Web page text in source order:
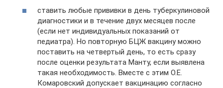
ставить любые прививки в день туберкулиновой
диагностики и в течение двух месяцев после
(если нет индивидуальных показаний от
педиатра). Но повторную БЦЖ вакцину можно
поставить на четвертый день, то есть сразу
после оценки результата Манту, если выявлена
такая необходимость. Вместе с этим О.Е.
Комаровский допускает вакцинацию согласно